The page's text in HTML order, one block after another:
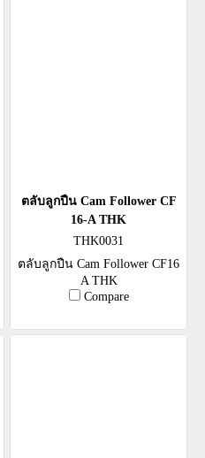
ตลับลูกปืน Cam Follower CF
16-A THK
THK0031
ตลับลูกปืน Cam Follower CF16
A THK
Compare